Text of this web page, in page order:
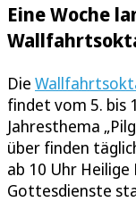
Eine Woche
Die
findet vom 5. bis
Jahresthema
über finden
ab 10 Uhr
Gottesdienste